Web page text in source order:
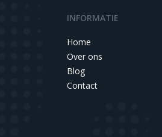
INFORMATIE
Home
Over ons
Blog
Contact